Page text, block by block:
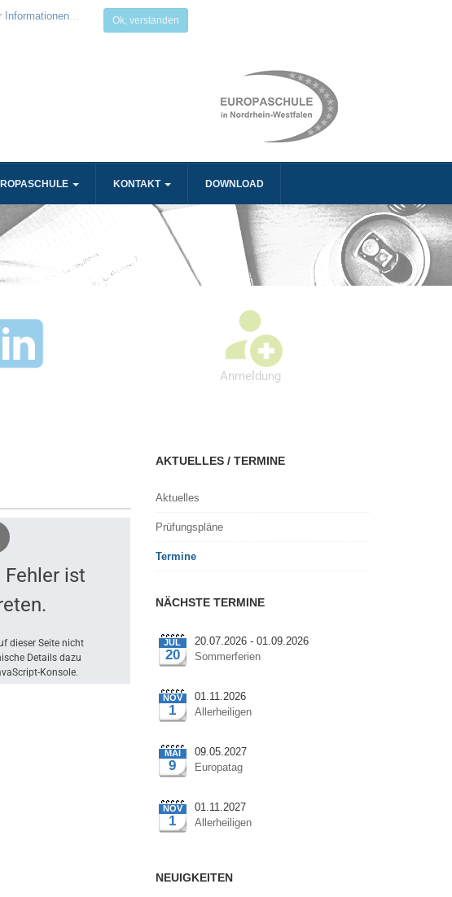
Informationen... Ok, verstanden
KONTAKT DOWNLOAD
Anmeldung
Fehler ist
dieser Seite nicht
Details dazu
Konsole.
AKTUELLES / TERMINE
Aktuelles
Prüfungspläne
Termine
NÄCHSTE TERMINE
JUL
20
20.07.2026 - 01.09.2026
Sommerferien
NOV
1
01.11.2026
Allerheiligen
MAI
9
09.05.2027
Europatag
NOV
1
01.11.2027
Allerheiligen
NEUIGKEITEN